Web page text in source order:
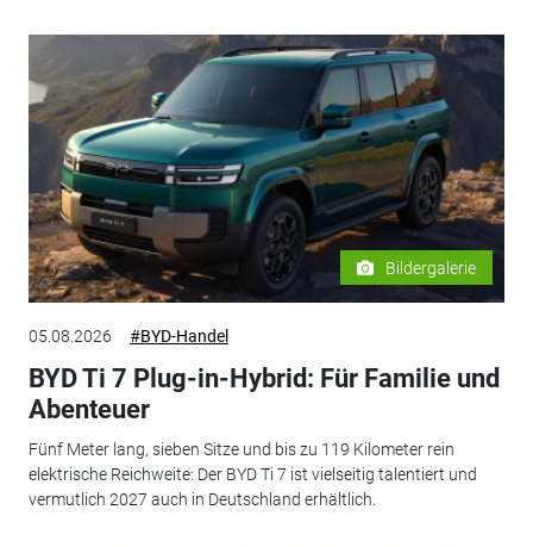
Bildergalerie
05.08.2026 #BYD-Handel
BYD Ti 7 Plug-in-Hybrid: Für Familie und
Abenteuer
Fünf Meter lang, sieben Sitze und bis zu 119 Kilometer rein
elektrische Reichweite: Der BYD Ti 7 ist vielseitig talentiert und
vermutlich 2027 auch in Deutschland erhältlich.